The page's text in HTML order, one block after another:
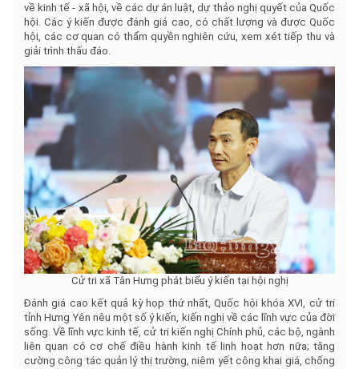
về kinh tế - xã hội, về các dự án luật, dự thảo nghị quyết của Quốc
hội. Các ý kiến được đánh giá cao, có chất lượng và được Quốc
hội, các cơ quan có thẩm quyền nghiên cứu, xem xét tiếp thu và
giải trình thấu đáo.
Cử tri xã Tân Hưng phát biểu ý kiến tại hội nghị
Đánh giá cao kết quả kỳ họp thứ nhất, Quốc hội khóa XVI, cử tri
tỉnh Hưng Yên nêu một số ý kiến, kiến nghị về các lĩnh vực của đời
sống. Về lĩnh vực kinh tế, cử tri kiến nghị Chính phủ, các bộ, ngành
liên quan có cơ chế điều hành kinh tế linh hoạt hơn nữa; tăng
cường công tác quản lý thị trường, niêm yết công khai giá, chống